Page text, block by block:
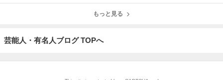
もっと見る
芸能人・有名人ブログ TOPへ